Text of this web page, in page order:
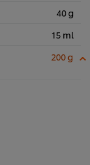
40 g
15 ml
200 g